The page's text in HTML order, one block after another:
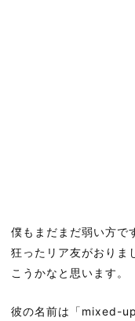
僕もまだまだ弱い方で
狂ったリア友がおりま
こうかなと思います。
彼の名前は「mixed-